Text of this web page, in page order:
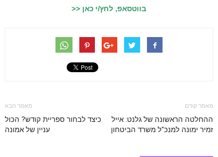
בווטסאפ, לחץ/י כאן <<
מאמר קודם
ההחלטה הראשונה של גלנט: אייל
זמיר ימונה למנכ"ל משרד הביטחון
מאמר הבא
כיצד לבחור ספריית קודש? הכול
עניין של אמונה